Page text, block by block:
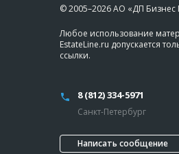
© 2005–2026 АО «ДП
Любое использование
EstateLine.ru допускается
ссылки.
8 (812) 334-5971
Санкт-Петербург
Написать сообщение